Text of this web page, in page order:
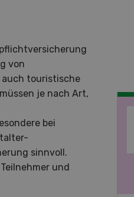
von
touristische
je nach Art,
bei
sinnvoll.
und